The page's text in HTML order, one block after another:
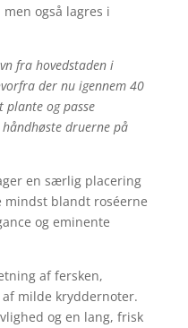
også lagres i
fra hovedstaden i
der nu igennem 40
plante og passe
druerne på
en særlig placering
mindst blandt roséerne
og eminente
af fersken,
milde kryddernoter.
og en lang, frisk